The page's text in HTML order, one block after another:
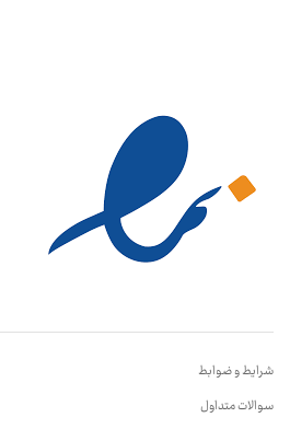
شرایط و ضوابط
سوالات متداول